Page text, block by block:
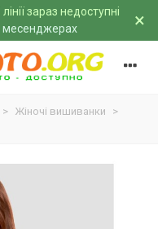
зараз недоступні
месенджерах ×
> Жіночі вишиванки
>